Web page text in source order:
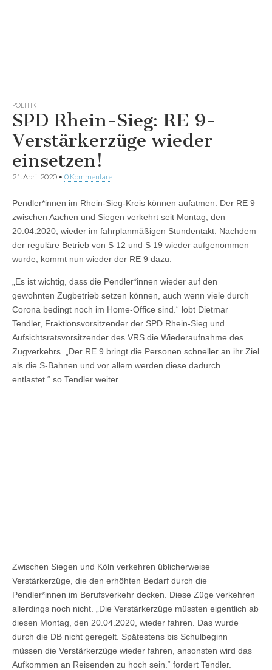
POLITIK
SPD Rhein-Sieg: RE 9-
Verstärkerzüge wieder
einsetzen!
21. April 2020 • 0 Kommentare
Pendler*innen im Rhein-Sieg-Kreis können aufatmen: Der RE 9
zwischen Aachen und Siegen verkehrt seit Montag, den
20.04.2020, wieder im fahrplanmäßigen Stundentakt. Nachdem
der reguläre Betrieb von S 12 und S 19 wieder aufgenommen
wurde, kommt nun wieder der RE 9 dazu.
„Es ist wichtig, dass die Pendler*innen wieder auf den
gewohnten Zugbetrieb setzen können, auch wenn viele durch
Corona bedingt noch im Home-Office sind.“ lobt Dietmar
Tendler, Fraktionsvorsitzender der SPD Rhein-Sieg und
Aufsichtsratsvorsitzender des VRS die Wiederaufnahme des
Zugverkehrs. „Der RE 9 bringt die Personen schneller an ihr Ziel
als die S-Bahnen und vor allem werden diese dadurch
entlastet.“ so Tendler weiter.
Zwischen Siegen und Köln verkehren üblicherweise
Verstärkerzüge, die den erhöhten Bedarf durch die
Pendler*innen im Berufsverkehr decken. Diese Züge verkehren
allerdings noch nicht. „Die Verstärkerzüge müssten eigentlich ab
diesen Montag, den 20.04.2020, wieder fahren. Das wurde
durch die DB nicht geregelt. Spätestens bis Schulbeginn
müssen die Verstärkerzüge wieder fahren, ansonsten wird das
Aufkommen an Reisenden zu hoch sein.“ fordert Tendler.